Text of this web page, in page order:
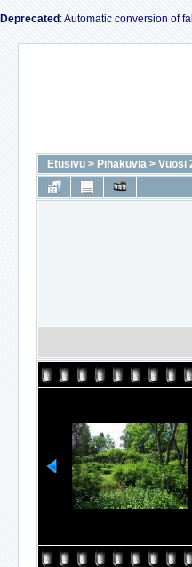
Deprecated : Automatic conversion of
Etusivu > Pihakuvia > Vuosi